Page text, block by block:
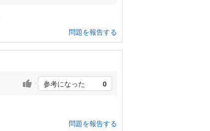
問題を報告する
参考になった 0
問題を報告する